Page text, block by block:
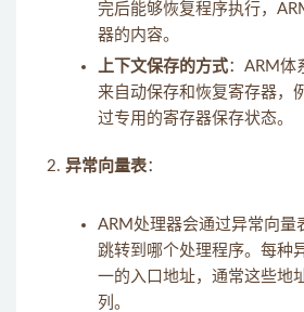
完后能够恢复程序执行，
器的内容。
上下文保存的方式：ARM体
来自动保存和恢复寄存器，
过专用的寄存器保存状态。
异常向量表：
ARM处理器会通过异常向量
跳转到哪个处理程序。每种
一的入口地址，通常这些地
列。